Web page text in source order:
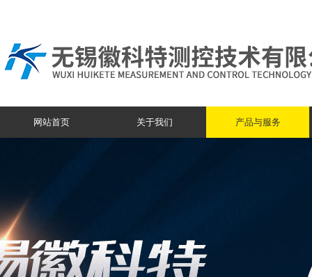
网站首页 关于我们 产品与服务